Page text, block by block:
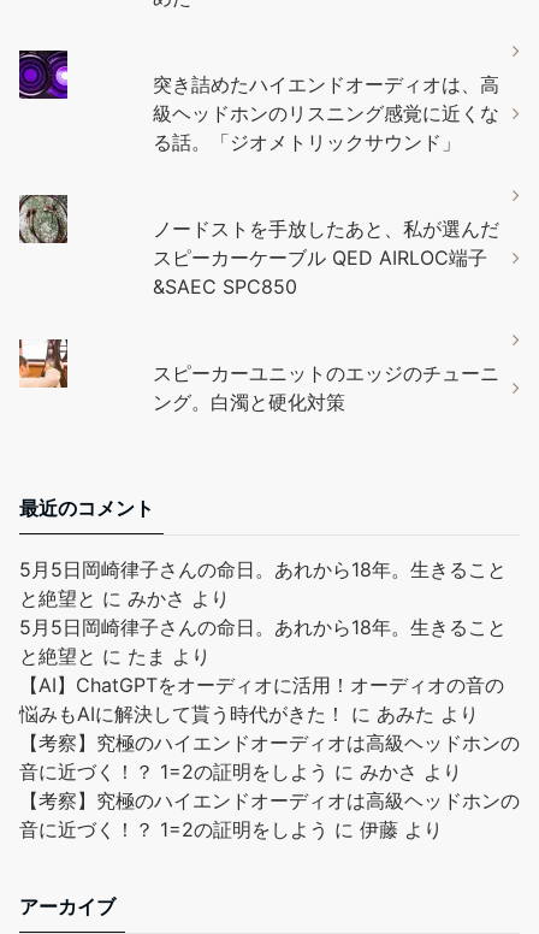
突き詰めたハイエンドオーディオは、高
級ヘッドホンのリスニング感覚に近くな
る話。「ジオメトリックサウンド」
ノードストを手放したあと、私が選んだ
スピーカーケーブル QED AIRLOC端子
&SAEC SPC850
スピーカーユニットのエッジのチューニ
ング。白濁と硬化対策
最近のコメント
5月5日岡崎律子さんの命日。あれから18年。生きること
と絶望と に みかさ より
5月5日岡崎律子さんの命日。あれから18年。生きること
と絶望と に たま より
【AI】ChatGPTをオーディオに活用！オーディオの音の
悩みもAIに解決して貰う時代がきた！
に あみた より
【考察】究極のハイエンドオーディオは高級ヘッドホンの
音に近づく！？ 1=2の証明をしよう に みかさ より
【考察】究極のハイエンドオーディオは高級ヘッドホンの
音に近づく！？ 1=2の証明をしよう に 伊藤 より
アーカイブ